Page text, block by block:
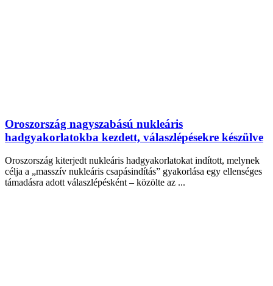
Oroszország nagyszabású nukleáris
hadgyakorlatokba kezdett, válaszlépésekre készülve
Oroszország kiterjedt nukleáris hadgyakorlatokat indított, melynek
célja a „masszív nukleáris csapásindítás” gyakorlása egy ellenséges
támadásra adott válaszlépésként – közölte az ...